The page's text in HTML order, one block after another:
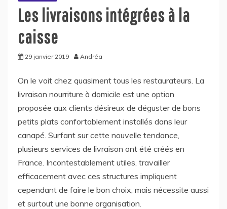
Les livraisons intégrées à la
caisse
29 janvier 2019 Andréa
On le voit chez quasiment tous les restaurateurs. La
livraison nourriture à domicile est une option
proposée aux clients désireux de déguster de bons
petits plats confortablement installés dans leur
canapé. Surfant sur cette nouvelle tendance,
plusieurs services de livraison ont été créés en
France. Incontestablement utiles, travailler
efficacement avec ces structures impliquent
cependant de faire le bon choix, mais nécessite aussi
et surtout une bonne organisation.